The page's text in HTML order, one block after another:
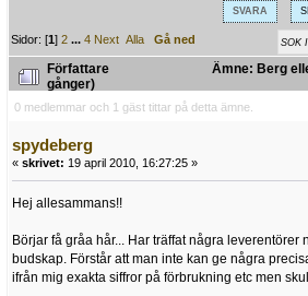
SVARA
Sidor: [1]2 ...4 Next Alla Gå ned
Författare
Ämne: Berg
gånger)
0 medlemmar och 1 gäst tittar på detta ämne.
spydeberg
« skrivet: 19 april 2010, 16:27:25 »
Hej allesammans!!
Börjar få gråa hår... Har träffat några leverentörer
budskap. Förstår att man inte kan ge några
ifrån mig exakta siffror på förbrukning etc men